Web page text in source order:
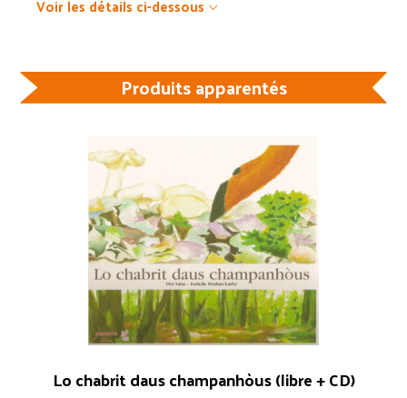
Voir les détails ci-dessous
Produits apparentés
Lo chabrit daus champanhòus (libre + CD)